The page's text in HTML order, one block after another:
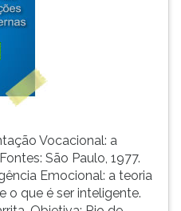
Vocacional: a
São Paulo, 1977.
Emocional: a teoria
o que é ser inteligente.